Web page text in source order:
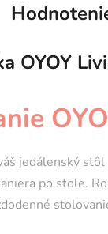
OYOY
jedálenský stôl
po stole.